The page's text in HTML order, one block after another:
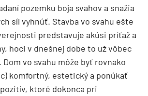
pozemku boja svahov a snažia
síl vyhnúť. Stavba vo svahu ešte
predstavuje akúsi príťaž a
hoci v dnešnej dobe to už vôbec
vo svahu môže byť rovnako
komfortný, estetický a ponúkať
ktoré dokonca pri